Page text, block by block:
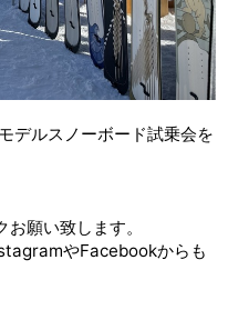
デルスノーボード試乗会を
願い致します。
やFacebookからも